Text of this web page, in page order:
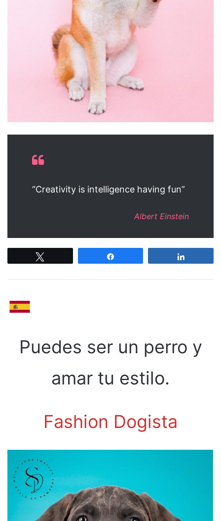
“Creativity is intelligence having fun”
Albert Einstein
Puedes ser un perro y
amar tu estilo.
Fashion Dogista